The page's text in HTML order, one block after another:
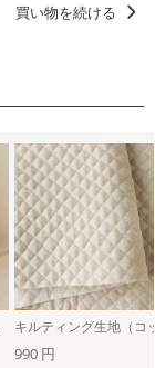
買い物を続ける
990 円